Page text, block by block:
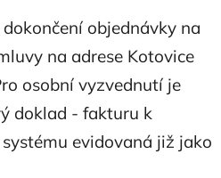
objednávky na
na adrese Kotovice
osobní vyzvednutí je
doklad - fakturu k
evidovaná již jako